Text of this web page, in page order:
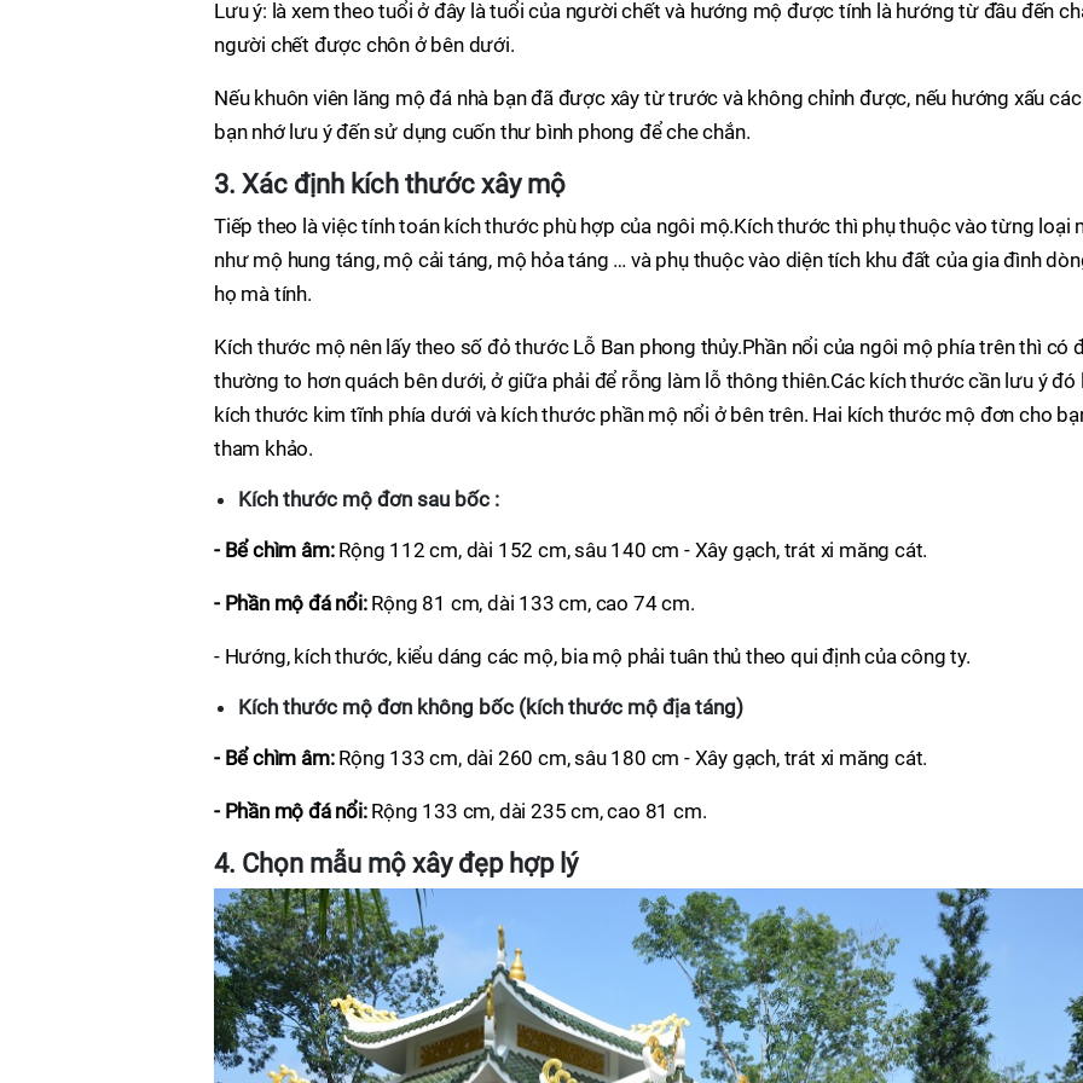
Lưu ý: là xem theo tuổi ở đây là tuổi của người chết và hướng mộ được tính là hướng từ đầu đến
người chết được chôn ở bên dưới.
Nếu khuôn viên lăng mộ đá nhà bạn đã được xây từ trước và không chỉnh được, nếu hướng xấu các
bạn nhớ lưu ý đến sử dụng cuốn thư bình phong để che chắn.
3. Xác định kích thước xây mộ
Tiếp theo là việc tính toán kích thước phù hợp của ngôi mộ.Kích thước thì phụ thuộc vào từng loại
như mộ hung táng, mộ cải táng, mộ hỏa táng … và phụ thuộc vào diện tích khu đất của gia đình
họ mà tính.
Kích thước mộ nên lấy theo số đỏ thước Lỗ Ban phong thủy.Phần nổi của ngôi mộ phía trên thì có
thường to hơn quách bên dưới, ở giữa phải để rỗng làm lỗ thông thiên.Các kích thước cần lưu ý đó
kích thước kim tĩnh phía dưới và kích thước phần mộ nổi ở bên trên. Hai kích thước mộ đơn cho
tham khảo.
Kích thước mộ đơn sau bốc :
- Bể chìm âm:Rộng 112 cm, dài 152 cm, sâu 140 cm - Xây gạch, trát xi măng cát.
- Phần mộ đá nổi:Rộng 81 cm, dài 133 cm, cao 74 cm.
- Hướng, kích thước, kiểu dáng các mộ, bia mộ phải tuân thủ theo qui định của công ty.
Kích thước mộ đơn không bốc (kích thước mộ địa táng)
- Bể chìm âm:Rộng 133 cm, dài 260 cm, sâu 180 cm - Xây gạch, trát xi măng cát.
- Phần mộ đá nổi:Rộng 133 cm, dài 235 cm, cao 81 cm.
4. Chọn mẫu mộ xây đẹp hợp lý